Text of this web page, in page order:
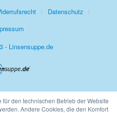
Datenschutz
- Linsensuppe.de
den technischen Betrieb der Website
Andere Cookies, die den Komfort